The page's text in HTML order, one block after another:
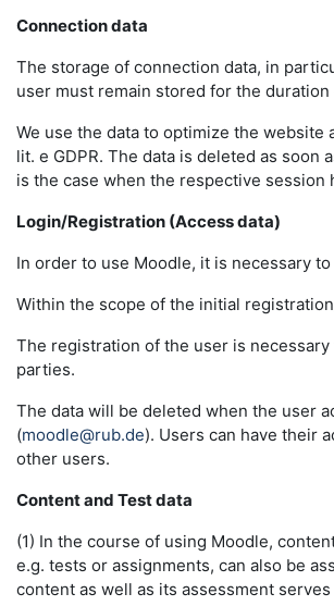
Connection data
The storage of connection data, in
user must remain stored for the
We use the data to optimize the
lit. e GDPR. The data is deleted as
is the case when the respective session
Login/Registration (Access data)
In order to use Moodle, it is necessary
Within the scope of the initial
The registration of the user is
parties.
The data will be deleted when the user
(moodle@rub.de). Users can have their
other users.
Content and Test data
(1) In the course of using Moodle,
e.g. tests or assignments, can also be
content as well as its assessment